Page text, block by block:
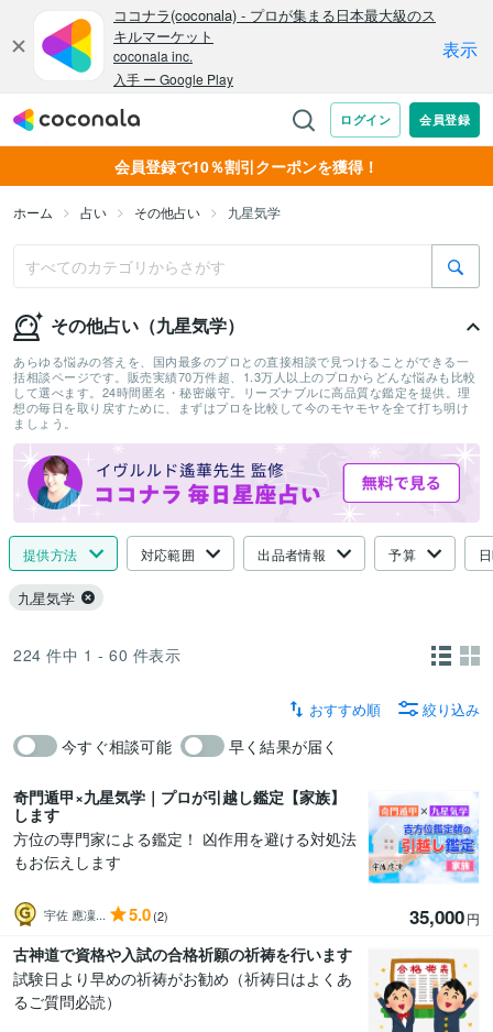
会員登録で10％割引クーポンを獲得！
ホーム 占い その他占い 九星気学
その他占い（九星気学）
あらゆる悩みの答えを、国内最多のプロとの直接相談で見つけることができる一
括相談ページです。販売実績70万件超、1.3万人以上のプロからどんな悩みも比較
して選べます。24時間匿名・秘密厳守。リーズナブルに高品質な鑑定を提供。理
想の毎日を取り戻すために、まずはプロを比較して今のモヤモヤを全て打ち明け
ましょう。
提供方法 対応範囲 出品者情報 予算
九星気学
224 件中 1 - 60 件表示
今すぐ相談可能 早く結果が届く
おすすめ順 絞り込み
奇門遁甲×九星気学｜プロが引越し鑑定【家族】
します
方位の専門家による鑑定！ 凶作用を避ける対処法
もお伝えします
宇佐 應凜... 5.0(2) 35,000円
古神道で資格や入試の合格祈願の祈祷を行います
試験日より早めの祈祷がお勧め（祈祷日はよくあ
るご質問必読）